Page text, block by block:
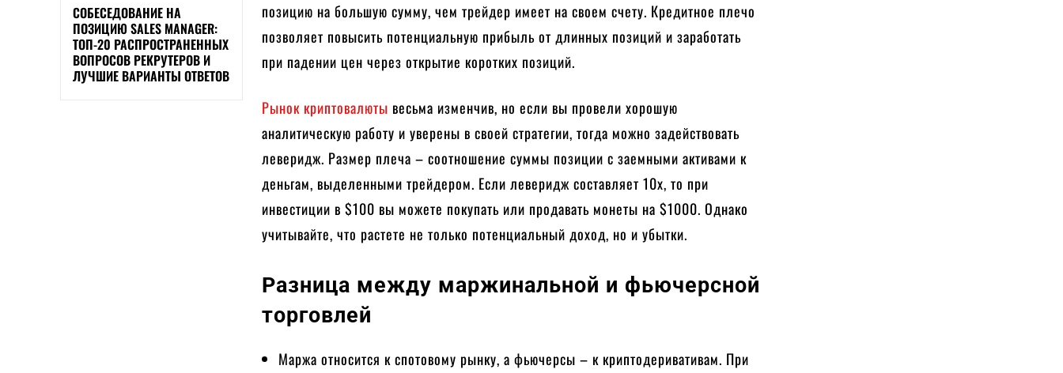
СОБЕСЕДОВАНИЕ НА
ПОЗИЦИЮ SALES MANAGER:
ТОП-20 РАСПРОСТРАНЕННЫХ
ВОПРОСОВ РЕКРУТЕРОВ И
ЛУЧШИЕ ВАРИАНТЫ ОТВЕТОВ
позицию на большую сумму, чем трейдер имеет на своем счету. Кредитное плечо
позволяет повысить потенциальную прибыль от длинных позиций и заработать
при падении цен через открытие коротких позиций.
Рынок криптовалюты весьма изменчив, но если вы провели хорошую
аналитическую работу и уверены в своей стратегии, тогда можно задействовать
леверидж. Размер плеча – соотношение суммы позиции с заемными активами к
деньгам, выделенными трейдером. Если леверидж составляет 10х, то при
инвестиции в $100 вы можете покупать или продавать монеты на $1000. Однако
учитывайте, что растете не только потенциальный доход, но и убытки.
Разница между маржинальной и фьючерсной
торговлей
Маржа относится к спотовому рынку, а фьючерсы – к криптодеривативам. При